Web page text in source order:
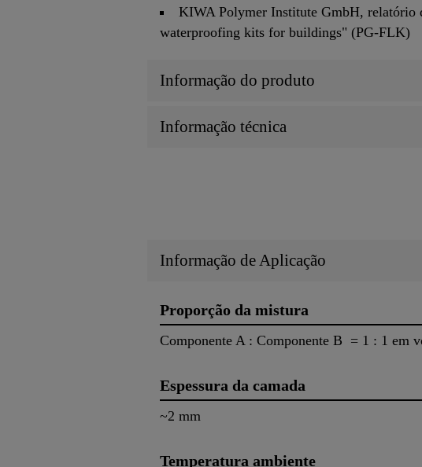
KIWA Polymer Institute GmbH, relatório
waterproofing kits for buildings" (PG-FLK)
Informação do produto
Informação técnica
Informação de Aplicação
Proporção da mistura
Componente A : Componente B = 1 : 1 em
Espessura da camada
~2 mm
Temperatura ambiente